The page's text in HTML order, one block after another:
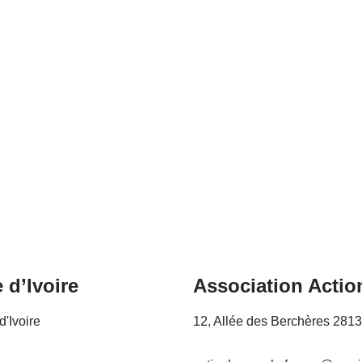
d’Ivoire Association
12, Allée des Berchères